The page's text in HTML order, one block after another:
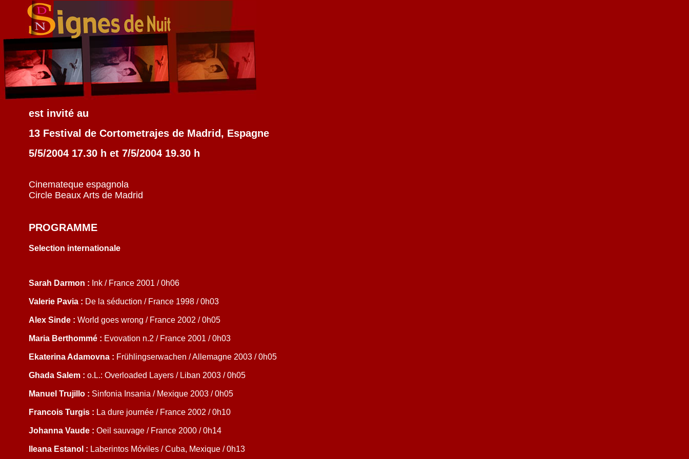
est invité au
13 Festival de Cortometrajes de Madrid, Espagne
5/5/2004 17.30 h et 7/5/2004 19.30 h
Cinemateque espagnola
Circle Beaux Arts de Madrid
PROGRAMME
Selection internationale
Sarah Darmon : Ink / France 2001 / 0h06
Valerie Pavia : De la séduction / France 1998 / 0h03
Alex Sinde : World goes wrong / France 2002 / 0h05
Maria Berthommé : Evovation n.2 / France 2001 / 0h03
Ekaterina Adamovna : Frühlingserwachen / Allemagne 2003 / 0h05
Ghada Salem : o.L.: Overloaded Layers / Liban 2003 / 0h05
Manuel Trujillo : Sinfonia Insania / Mexique 2003 / 0h05
Francois Turgis : La dure journée / France 2002 / 0h10
Johanna Vaude : Oeil sauvage / France 2000 / 0h14
Ileana Estanol : Laberintos Móviles / Cuba, Mexique / 0h13